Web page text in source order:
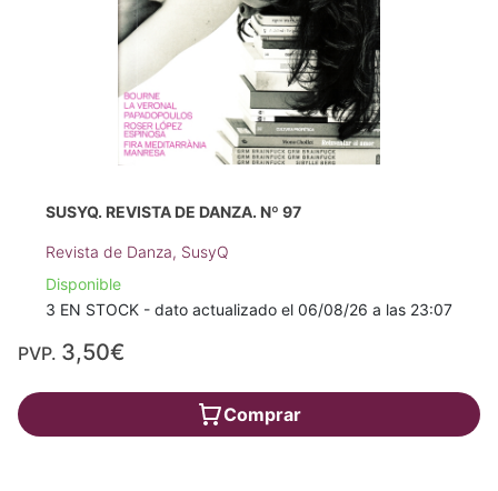
SUSYQ. REVISTA DE DANZA. Nº 97
Revista de Danza, SusyQ
Disponible
3 EN STOCK - dato actualizado el 06/08/26 a las 23:07
PVP. 3,50€
Comprar